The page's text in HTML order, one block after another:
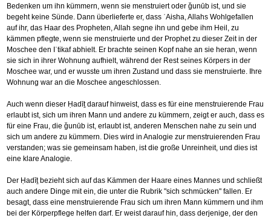
Bedenken um ihn kümmern, wenn sie menstruiert oder ǧunūb ist, und sie
begeht keine Sünde. Dann überlieferte er, dass ʿAisha, Allahs Wohlgefallen
auf ihr, das Haar des Propheten, Allah segne ihn und gebe ihm Heil, zu
kämmen pflegte, wenn sie menstruierte und der Prophet zu dieser Zeit in der
Moschee den Iʿtikaf abhielt. Er brachte seinen Kopf nahe an sie heran, wenn
sie sich in ihrer Wohnung aufhielt, während der Rest seines Körpers in der
Moschee war, und er wusste um ihren Zustand und dass sie menstruierte. Ihre
Wohnung war an die Moschee angeschlossen.
Auch wenn dieser Ḥadīṯ darauf hinweist, dass es für eine menstruierende Frau
erlaubt ist, sich um ihren Mann und andere zu kümmern, zeigt er auch, dass es
für eine Frau, die ǧunūb ist, erlaubt ist, anderen Menschen nahe zu sein und
sich um andere zu kümmern. Dies wird in Analogie zur menstruierenden Frau
verstanden; was sie gemeinsam haben, ist die große Unreinheit, und dies ist
eine klare Analogie.
Der Ḥadīṯ bezieht sich auf das Kämmen der Haare eines Mannes und schließt
auch andere Dinge mit ein, die unter die Rubrik "sich schmücken" fallen. Er
besagt, dass eine menstruierende Frau sich um ihren Mann kümmern und ihm
bei der Körperpflege helfen darf. Er weist darauf hin, dass derjenige, der den